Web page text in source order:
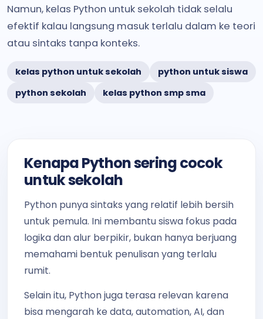
Namun, kelas Python untuk sekolah tidak selalu
efektif kalau langsung masuk terlalu dalam ke teori
atau sintaks tanpa konteks.
kelas python untuk sekolah
python untuk siswa
python sekolah
kelas python smp sma
Kenapa Python sering cocok
untuk sekolah
Python punya sintaks yang relatif lebih bersih
untuk pemula. Ini membantu siswa fokus pada
logika dan alur berpikir, bukan hanya berjuang
memahami bentuk penulisan yang terlalu
rumit.
Selain itu, Python juga terasa relevan karena
bisa mengarah ke data, automation, AI, dan